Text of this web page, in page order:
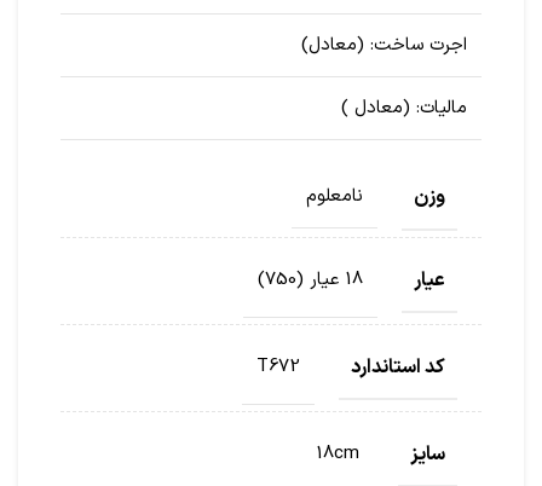
اجرت ساخت: (معادل)
مالیات: (معادل )
وزن نامعلوم
عیار 18 عیار (750)
کد استاندارد T672
سایز 18cm